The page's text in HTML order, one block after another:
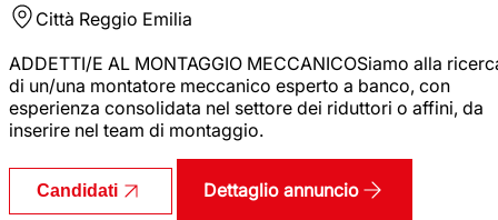
Città Reggio Emilia
ADDETTI/E AL MONTAGGIO MECCANICOSiamo alla
di un/una montatore meccanico esperto a banco, con
esperienza consolidata nel settore dei riduttori o affini, da
inserire nel team di montaggio.
Candidati Dettaglio annuncio